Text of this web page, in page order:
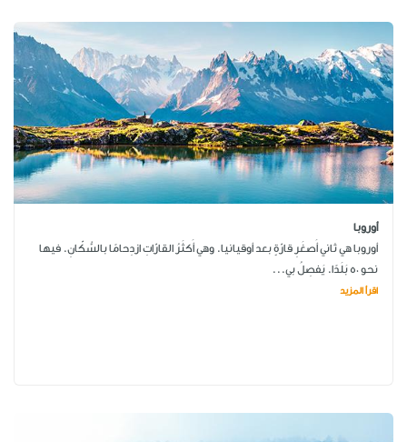
أوروبا
أوروبا هي ثاني أَصغَرِ قارّةٍ بعد أوقيانيا. وهي أَكثَرُ القارّاتِ ازدِحامًا بالسُّكّانِ. فيها
نحو 50 بَلَدًا. يَفصِلُ بي...
اقرأ المزيد